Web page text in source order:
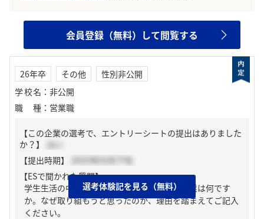
会員登録（無料）して閲覧する
26年卒 その他
性別非公開
学校名 ： 非公開
職種 ： 営業職
【この企業の選考で、エントリーシートの提出はありました
か？】
はい
【提出時期】
2025年03月下旬
【ESで聞かれた質問】
学生生活の中で最も力を入れて取り組んだ学業は何です
か。なぜ取り組もうと思ったのか、理由を踏まえてご記入
ください。
選考体験記を見る（無料）